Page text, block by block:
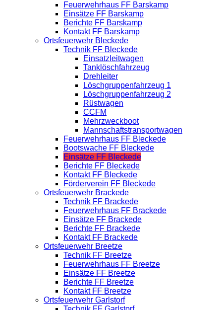
Feuerwehrhaus FF Barskamp
Einsätze FF Barskamp
Berichte FF Barskamp
Kontakt FF Barskamp
Ortsfeuerwehr Bleckede
Technik FF Bleckede
Einsatzleitwagen
Tanklöschfahrzeug
Drehleiter
Löschgruppenfahrzeug 1
Löschgruppenfahrzeug 2
Rüstwagen
CCFM
Mehrzweckboot
Mannschaftstransportwagen
Feuerwehrhaus FF Bleckede
Bootswache FF Bleckede
Einsätze FF Bleckede
Berichte FF Bleckede
Kontakt FF Bleckede
Förderverein FF Bleckede
Ortsfeuerwehr Brackede
Technik FF Brackede
Feuerwehrhaus FF Brackede
Einsätze FF Brackede
Berichte FF Brackede
Kontakt FF Brackede
Ortsfeuerwehr Breetze
Technik FF Breetze
Feuerwehrhaus FF Breetze
Einsätze FF Breetze
Berichte FF Breetze
Kontakt FF Breetze
Ortsfeuerwehr Garlstorf